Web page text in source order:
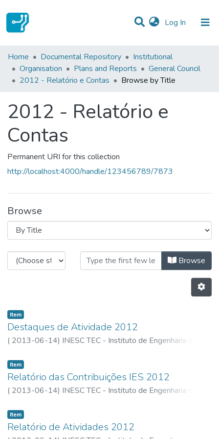
Log In (current)
Communities & Collections
All of DSpace
Home Documental Repository
Institutional
Organisation
Plans and Reports
General Council
2012 - Relatório e Contas
Browse by Title
2012 - Relatório e
Contas
Permanent URI for this collection
http://localhost:4000/handle/123456789/7873
Browse
Browsing 2012 - Relatório eBrowse
Item
Destaques de Atividade 2012
( 2013-06-14) INESC TEC - Instituto de Engenharia de
Item
Relatório das Contribuições IES 2012
( 2013-06-14) INESC TEC - Instituto de Engenharia de
Item
Relatório de Atividades 2012